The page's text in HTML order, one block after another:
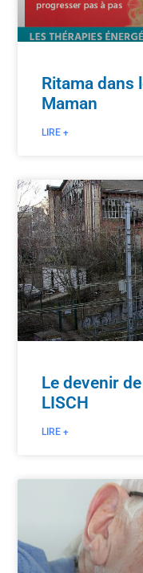
Ritama dans
Maman
LIRE +
Le devenir
LISCH
LIRE +